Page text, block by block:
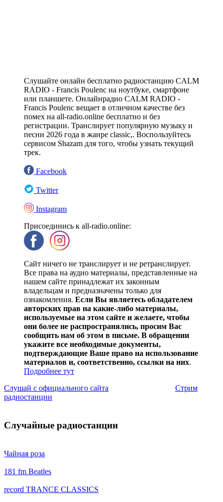
Слушайте онлайн бесплатно радиостанцию CALM
RADIO - Francis Poulenc на ноутбуке, смартфоне
или планшете. Онлайнрадио CALM RADIO -
Francis Poulenc вещает в отличном качестве без
помех на all-radio.online бесплатно и без
регистрации. Транслирует популярную музыку и
песни 2026 года в жанре classic,. Воспользуйтесь
сервисом Shazam для того, чтобы узнать текущий
трек.
Facebook
Twitter
Instagram
Присоединись к all-radio.online:
Сайт ничего не транслирует и не ретранслирует.
Все права на аудио материалы, представленные на
нашем сайте принадлежат их законным
владельцам и предназначены только для
ознакомления. Если Вы являетесь обладателем
авторских прав на какие-либо материалы,
используемые на этом сайте и желаете, чтобы
они более не распространялись, просим Вас
сообщить нам об этом в письме. В обращении
укажите все необходимые документы,
подтверждающие Ваше право на использование
материалов и, соответственно, ссылки на них.
Подробнее тут
Слушай с официального сайта
Стрим
радиостанции
Случайные радиостанции
Чайная роза
181 fm Beatles
record TRANCE CLASSICS